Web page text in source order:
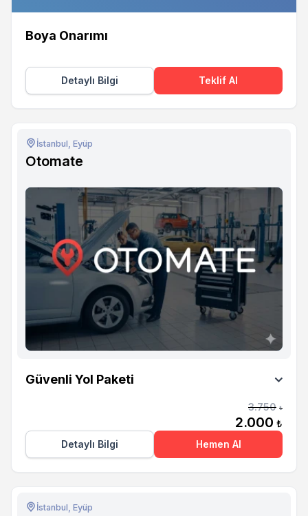
Boya Onarımı
Detaylı Bilgi Teklif Al
İstanbul, Eyüp
Otomate
Güvenli Yol Paketi
3.750 ₺
2.000 ₺
Detaylı Bilgi
Hemen Al
İstanbul, Eyüp